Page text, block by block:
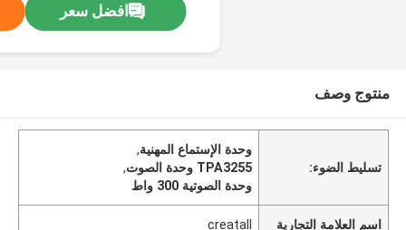
افضل سعر
منتوج وصف
تسليط الضوء:
وحدة الإستماع المهنية,
TPA3255 وحدة الصوت
,
وحدة الصوتية 300 واط
اسم العلامة التجارية creatall